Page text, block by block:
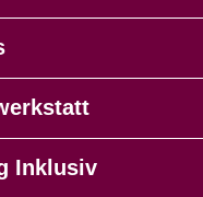
Inklusiv